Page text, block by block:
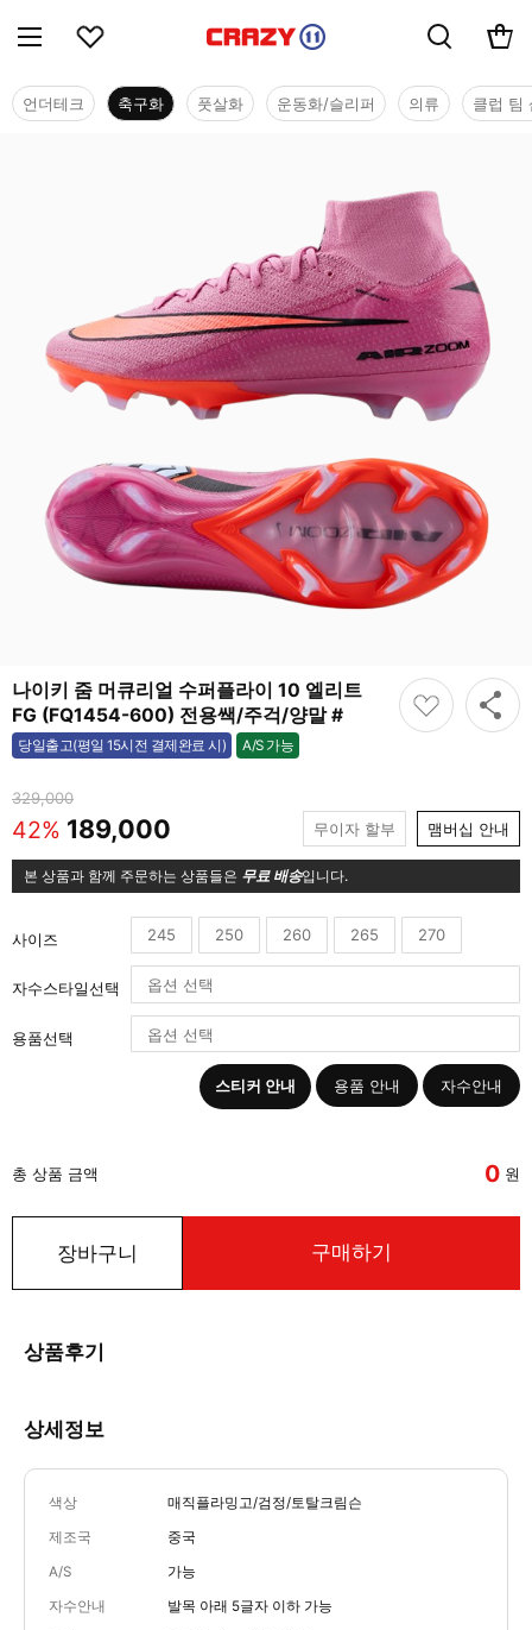
언더테크 축구화 풋살화 운동화/슬리퍼 의류 클럽 팀
나이키 줌 머큐리얼 수퍼플라이 10 엘리트
FG (FQ1454-600) 전용쌕/주걱/양말 #
당일출고(평일 15시전 결제완료 시) A/S 가능
가능
329,000
42% 189,000 무이자 할부 맴버십 안내
본 상품과 함께 주문하는 상품들은 무료 배송입니다.
사이즈 245 250 260 265 270
자수스타일선택
용품선택
스티커 안내 용품 안내 자수안내
총 상품 금액 0 원
장바구니 구매하기
상품후기
상세정보
색상 매직플라밍고/검정/토탈크림슨
제조국 중국
A/S 가능
자수안내 발목 아래 5글자 이하 가능